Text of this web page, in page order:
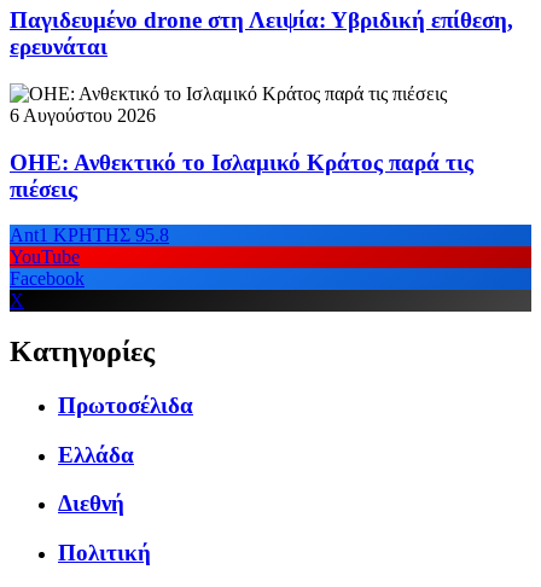
Παγιδευμένο drone στη Λειψία: Υβριδική επίθεση,
ερευνάται
6 Αυγούστου 2026
ΟΗΕ: Ανθεκτικό το Ισλαμικό Κράτος παρά τις
πιέσεις
Ant1 ΚΡΗΤΗΣ 95.8
YouTube
Facebook
X
Κατηγορίες
Πρωτοσέλιδα
Ελλάδα
Διεθνή
Πολιτική